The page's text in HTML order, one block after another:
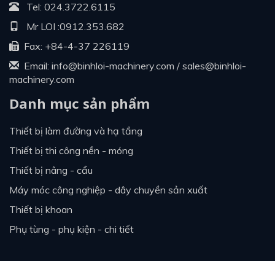
Tel: 024.3722.6115
Mr LOI :0912.353.682
Fax: +84-4-37 226119
Email: info@binhloi-machinery.com / sales@binhloi-
machinery.com
Danh mục sản phẩm
thiết bị làm đường và hạ tầng
thiết bị thi công nền - móng
thiết bị nâng - cẩu
máy móc công nghiệp - dây chuyền sản xuất
thiết bị khoan
phụ tùng - phụ kiện - chi tiết